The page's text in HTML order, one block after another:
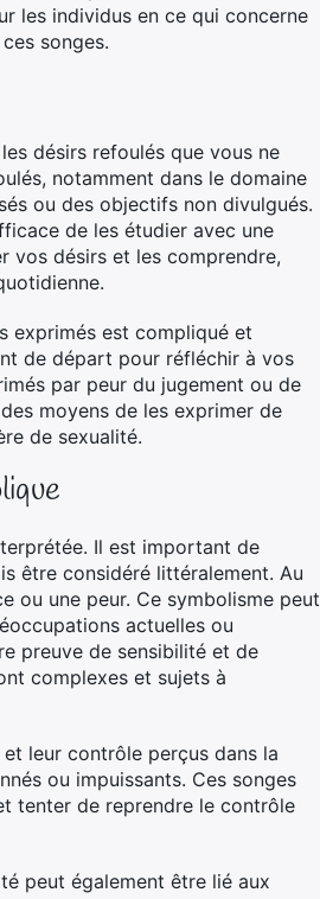
les individus en ce qui concerne
songes.
désirs refoulés que vous ne
notamment dans le domaine
ou des objectifs non divulgués.
de les étudier avec une
vos désirs et les comprendre,
exprimés est compliqué et
de départ pour réfléchir à vos
par peur du jugement ou de
moyens de les exprimer de
de sexualité.
Il est important de
être considéré littéralement. Au
ou une peur. Ce symbolisme peut
actuelles ou
preuve de sensibilité et de
complexes et sujets à
leur contrôle perçus dans la
ou impuissants. Ces songes
tenter de reprendre le contrôle
peut également être lié aux